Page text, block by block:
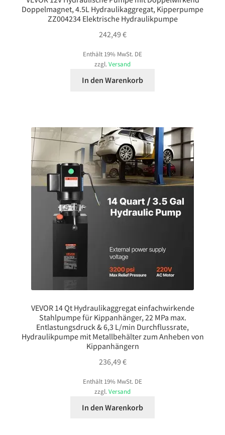
Doppelmagnet, 4.5L Hydraulikaggregat, Kipperpumpe
ZZ004234 Elektrische Hydraulikpumpe
242,49 €
Enthält 19% MwSt. DE
zzgl. Versand
In den Warenkorb
VEVOR 14 Qt Hydraulikaggregat einfachwirkende
Stahlpumpe für Kippanhänger, 22 MPa max.
Entlastungsdruck & 6,3 L/min Durchflussrate,
Hydraulikpumpe mit Metallbehälter zum Anheben von
Kippanhängern
236,49 €
Enthält 19% MwSt. DE
zzgl. Versand
In den Warenkorb